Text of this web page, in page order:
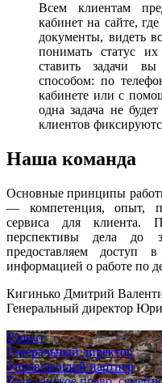
Всем клиентам
кабинет на сайте,
документы, видеть
понимать статус
ставить задачи
способом: по
кабинете или с
одна задача не
клиентов
Наша команда
Основные принципы
— компетенция, опыт,
сервиса для клиента.
перспективы дела до
предоставляем
информацией о работе по
Кигинько Дмитрий
Генеральный директор
Юрист
Генеральный директор
Управляющий партнер